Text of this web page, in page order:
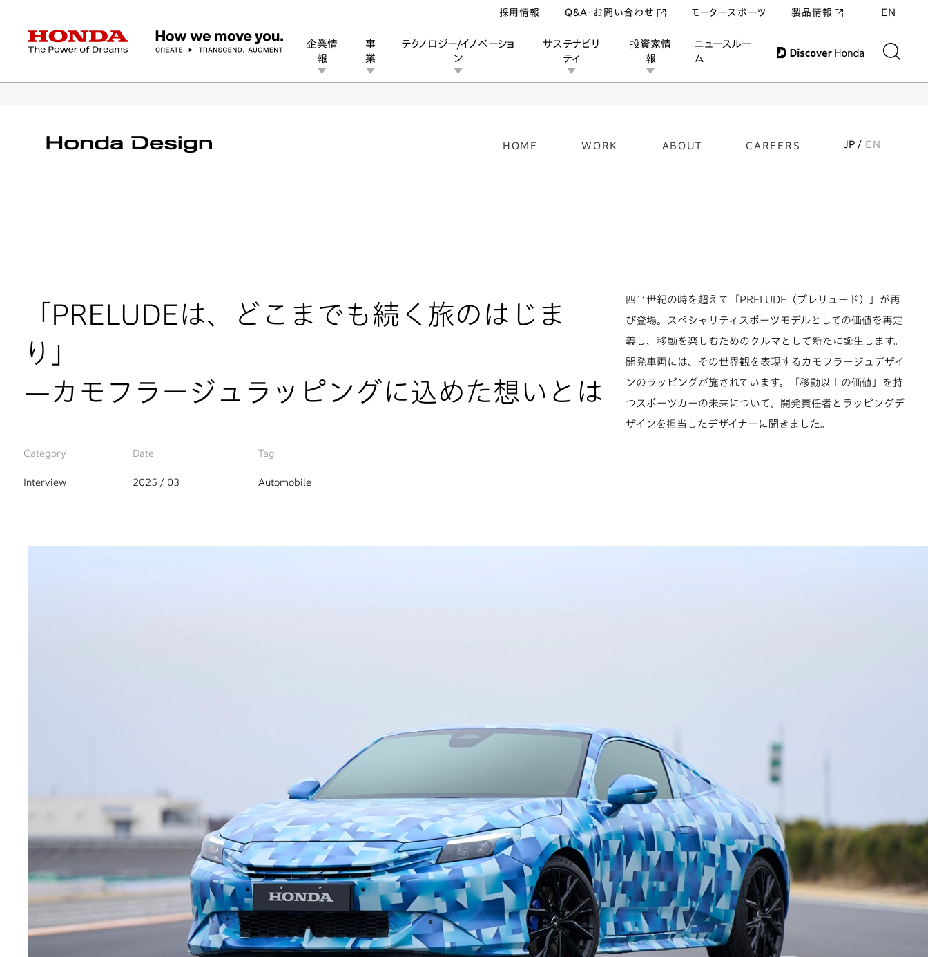
HONDA The Power of Dreams
企業情
報
社長メッセージ 経営方針 会社概要 モータースポーツ
事
業
クルマ バイク パワープロダクツ
テクノロジー/イノベーショ
ン
研究開発 テクノロジー デザイン
サステナビリ
ティ
ESGレポート Honda Report 環境 品質への取り組み
投資家情
報
経営方針 IR資料室 財務・業績情報 Honda Report
ニュースルー
ム
ニュースルーム
Discover Honda
採用情報 Q&A・お問い合わせ モータースポーツ 製品情報 EN
2025年プレリュードのラッピングデザイナーインタビュー
HOME WORK ABOUT CAREERS JP / EN
「PRELUDEは、どこまでも続く旅のはじま
り」
—カモフラージュラッピングに込めた想いとは
Category
Interview
Date
2025 / 03
Tag
Automobile
四半世紀の時を超えて「PRELUDE（プレリュード）」が再
び登場。スペシャリティスポーツモデルとしての価値を再定
義し、移動を楽しむためのクルマとして新たに誕生します。
開発車両には、その世界観を表現するカモフラージュデザイ
ンのラッピングが施されています。「移動以上の価値」を持
つスポーツカーの未来について、開発責任者とラッピングデ
ザインを担当したデザイナーに聞きました。